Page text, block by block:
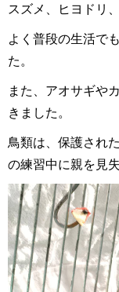
スズメ、ヒヨドリ
よく普段の生活で
た。
また、アオサギや
きました。
鳥類は、保護され
の練習中に親を見